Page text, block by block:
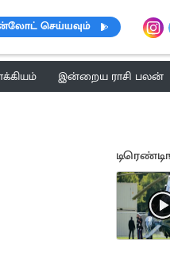
செய்யவும்
இன்றைய ராசி பலன்